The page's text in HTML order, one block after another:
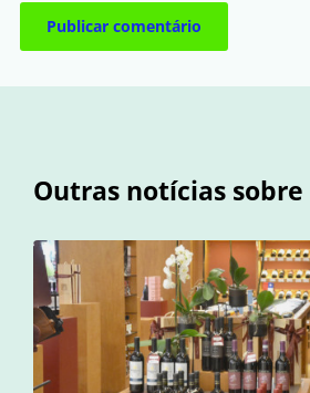
Outras notícias sobre